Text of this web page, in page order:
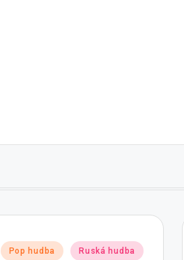
Posted
Pop hudba Ruská hudba